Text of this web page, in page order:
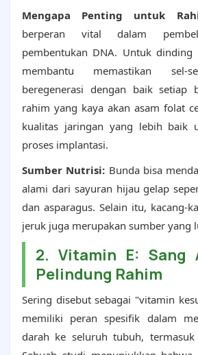
Mengapa Penting untuk
berperan vital dalam
pembentukan DNA. Untuk
membantu memastikan sel-
beregenerasi dengan baik setiap
rahim yang kaya akan asam folat
kualitas jaringan yang lebih baik
proses implantasi.
Sumber Nutrisi: Bunda bisa
alami dari sayuran hijau gelap
dan asparagus. Selain itu, kacang-
jeruk juga merupakan sumber yang
2. Vitamin E: Sang
Pelindung Rahim
Sering disebut sebagai "vitamin
memiliki peran spesifik dalam
darah ke seluruh tubuh,